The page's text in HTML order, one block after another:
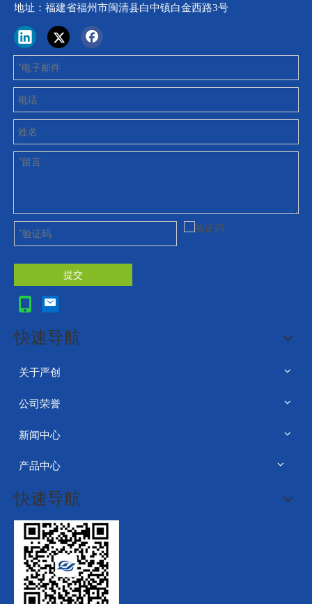
地址：福建省福州市闽清县白中镇白金西路3号
提交
快速导航
关于严创
公司荣誉
新闻中心
产品中心
快速导航